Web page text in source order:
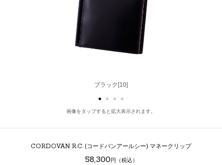
ブラック[10]
ブラウン[50]
画像をタップすると拡大表示されます。
CORDOVAN R.C. (コードバンアールシー) マネークリップ
58,300円（税込）